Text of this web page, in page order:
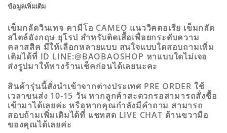
ข้อมูลเพิ่มเติม
เข็มกลัดวินเทจ คามีโอ CAMEO แนววิคตอเรีย เข็มกลัด
สไตล์อังกฤษ ยุโรป สำหรับติดเสื้อเพื่อยกระดับความ
คลาสสิค มีให้เลือกหลายแบบ สนใจแบบใดสอบถามเพิ่ม
เติมได้ที่ ID LINE:@BAOBAOSHOP หาแบบใดไม่เจอ
ส่งรูปมาให้ทางร้านเช็คก่อนได้เลยนะคะ
สินค้ารุ่นนี้สั่งนำเข้าจากต่างประเทศ PRE ORDER ใช้
เวลาขนส่ง 10-15 วัน หากลูกค้าสะดวกรอสามารถสั่งซื้อ
เข้ามาได้เลยค่ะ หรือหากคุณกำลังมีคำถาม สามารถ
สอบถ้ามเพิ่มเติมได้ที่ แชทสด LIVE CHAT ด้านขวามือ
ของคุณได้เลยค่ะ